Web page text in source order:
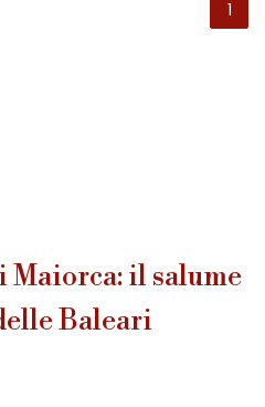
1
Maiorca: il salume
Baleari